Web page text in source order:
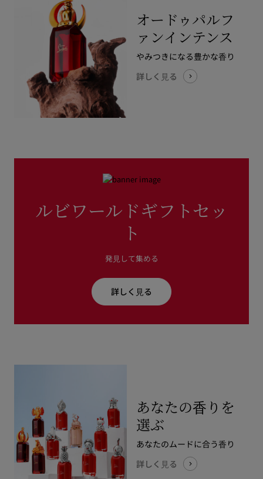
オードゥパルフ
ァンインテンス
やみつきになる豊かな⾹り
詳しく⾒る
ルビワールドギフトセッ
ト
発⾒して集める
詳しく⾒る
あなたの⾹りを
選ぶ
あなたのムードに合う⾹り
詳しく⾒る